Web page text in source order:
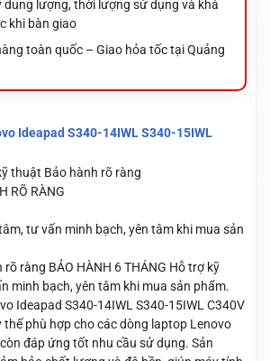
dung lượng, thời lượng sử dụng và khả
khi bàn giao
toàn quốc – Giao hỏa tốc tại Quảng
Ideapad S340-14IWL S340-15IWL
thuật Bảo hành rõ ràng
RÕ RÀNG
tư vấn minh bạch, yên tâm khi mua sản
ràng BẢO HÀNH 6 THÁNG Hỗ trợ kỹ
minh bạch, yên tâm khi mua sản phẩm.
Ideapad S340-14IWL S340-15IWL C340V
thế phù hợp cho các dòng laptop Lenovo
đáp ứng tốt nhu cầu sử dụng. Sản